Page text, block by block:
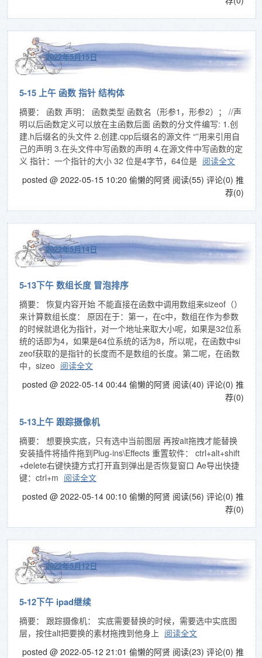
2022年5月15日
5-15 上午 函数 指针 结构体
摘要： 函数 声明： 函数类型 函数名（形参1，形参2）； //声
明以后函数定义可以放在主函数后面 函数的分文件编写: 1.创
建.h后缀名的头文件 2.创建.cpp后缀名的源文件 “”用来引用自
己的声明 3.在头文件中写函数的声明 4.在源文件中写函数的定
义 指针：一个指针的大小 32 位是4字节，64位是 阅读全文
posted @ 2022-05-15 10:20 偷懒的阿贤 阅读(55) 评论(0) 推
荐(0)
2022年5月14日
5-13下午 数组长度 冒泡排序
摘要： 恢复内容开始 不能直接在函数中调用数组来sizeof（）
来计算数组长度： 原因在于：第一，在c中，数组在作为参数
的时候就退化为指针，对一个地址来取大小呢，如果是32位系
统的话即为4，如果是64位系统的话为8，所以呢，在函数中si
zeof获取的是指针的长度而不是数组的长度。第二呢，在函数
中，sizeo 阅读全文
posted @ 2022-05-14 00:44 偷懒的阿贤 阅读(40) 评论(0) 推
荐(0)
5-13上午 跟踪摄像机
摘要： 想要换实底，只有选中当前图层 再按alt拖拽才能替换
安装插件将插件拖到Plug-ins\Effects 重置软件： ctrl+alt+shift
+delete右键快捷方式打开直到弹出是否恢复窗口 Ae导出快捷
键：ctrl+m 阅读全文
posted @ 2022-05-14 00:10 偷懒的阿贤 阅读(56) 评论(0) 推
荐(0)
2022年5月12日
5-12下午 ipad继续
摘要： 跟踪摄像机： 实底需要替换的时候，需要选中实底图
层，按住alt把要换的素材拖拽到他身上 阅读全文
posted @ 2022-05-12 21:01 偷懒的阿贤 阅读(23) 评论(0) 推